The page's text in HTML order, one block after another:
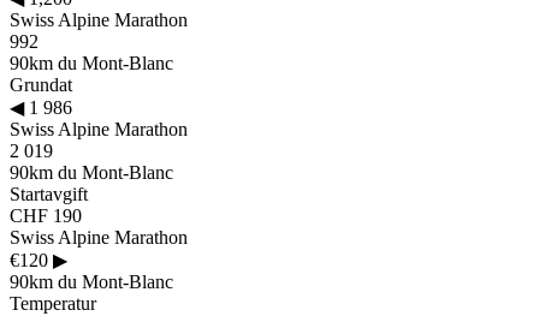
Swiss Alpine Marathon
992
90km du Mont-Blanc
Grundat
◀1 986
Swiss Alpine Marathon
2 019
90km du Mont-Blanc
Startavgift
CHF 190
Swiss Alpine Marathon
€120 ▶
90km du Mont-Blanc
Temperatur